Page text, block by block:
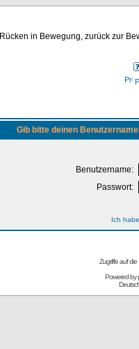
Rücken in Bewegung, zurück zur
Gib bitte deinen
Benutzername:
Passwort:
Ich
Zugriffe auf
Powered by